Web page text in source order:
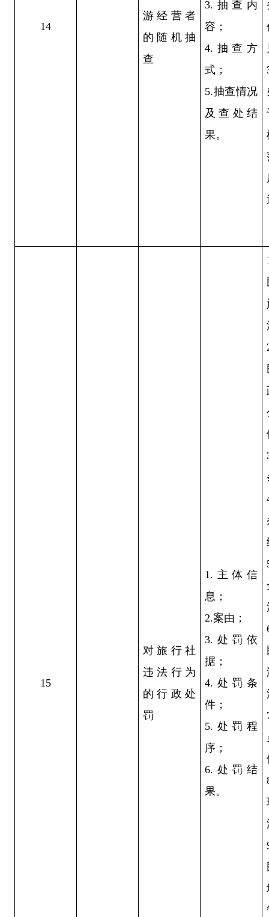
14
游经营者
的随机抽
查
3.抽查内
容；
4.抽查方
式；
5.抽查情况
及查处结
果。
15
对旅行社
违法行为
的行政处
罚
1.主体信
息；
2.案由；
3.处罚依
据；
4.处罚条
件；
5.处罚程
序；
6.处罚结
果。